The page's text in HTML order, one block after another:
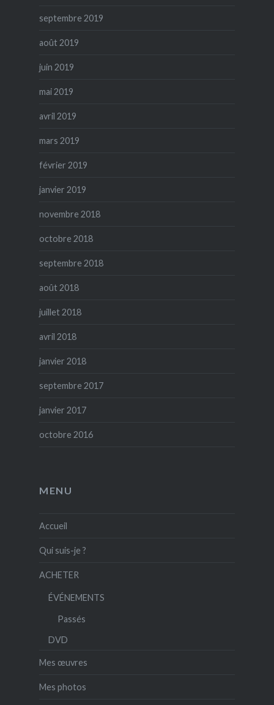
septembre 2019
août 2019
juin 2019
mai 2019
avril 2019
mars 2019
février 2019
janvier 2019
novembre 2018
octobre 2018
septembre 2018
août 2018
juillet 2018
avril 2018
janvier 2018
septembre 2017
janvier 2017
octobre 2016
MENU
Accueil
Qui suis-je ?
ACHETER
ÉVÉNEMENTS
Passés
DVD
Mes œuvres
Mes photos